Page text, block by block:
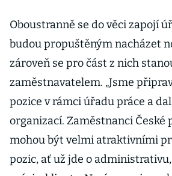
Oboustranně se do věci zapojí
budou propuštěným nacházet
zároveň se pro část z nich
zaměstnavatelem. „Jsme
pozice v rámci úřadu práce a
organizací. Zaměstnanci České
mohou být velmi atraktivními
pozic, ať už jde o